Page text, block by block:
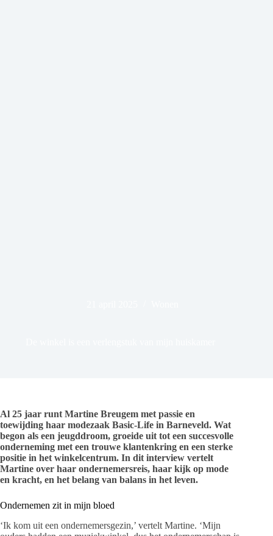
Al 25 jaar runt Martine Breugem met passie en
toewijding haar modezaak Basic-Life in Barneveld. Wat
begon als een jeugddroom, groeide uit tot een succesvolle
onderneming met een trouwe klantenkring en een sterke
positie in het winkelcentrum. In dit interview vertelt
Martine over haar ondernemersreis, haar kijk op mode
en kracht, en het belang van balans in het leven.
Ondernemen zit in mijn bloed
‘Ik kom uit een ondernemersgezin,’ vertelt Martine. ‘Mijn